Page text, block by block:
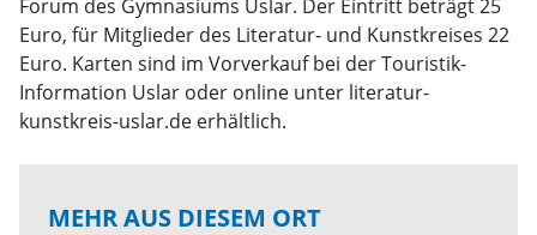
Forum des Gymnasiums Uslar. Der Eintritt beträgt 25
Euro, für Mitglieder des Literatur- und Kunstkreises 22
Euro. Karten sind im Vorverkauf bei der Touristik-
Information Uslar oder online unter literatur-
kunstkreis-uslar.de erhältlich.
MEHR AUS DIESEM ORT